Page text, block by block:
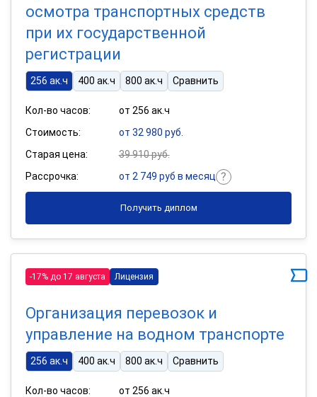
осмотра транспортных средств
при их государственной
регистрации
256 ак.ч 400 ак.ч 800 ак.ч Сравнить
Кол-во часов:
от 256 ак.ч
Стоимость:
от 32 980 руб.
Старая цена:
39 910 руб.
Рассрочка:
от 2 749 руб в месяц
Получить диплом
-17% до 17 августа Лицензия
Организация перевозок и
управление на водном транспорте
256 ак.ч 400 ак.ч 800 ак.ч Сравнить
Кол-во часов:
от 256 ак.ч